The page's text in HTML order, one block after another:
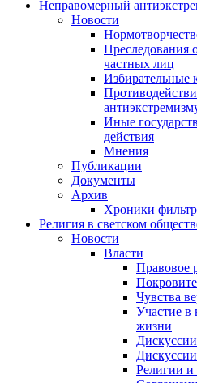
Неправомерный
Новости
частных лиц
Избирательные
Иные
действия
Мнения
Публикации
Документы
Архив
Хроники
Религия в светском
Новости
Власти
Правовое
Чувства
Участие в
жизни
Религии и